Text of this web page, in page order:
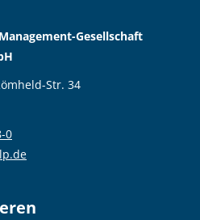
Gesellschaft
Str. 34
0